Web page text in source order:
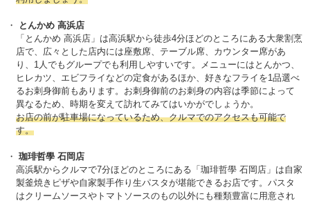
とんかめ 高浜店
「とんかめ 高浜店」は高浜駅から徒歩4分ほどのところにある大衆割烹
店で、広々とした店内には座敷席、テーブル席、カウンター席があ
り、1人でもグループでも利用しやすいです。メニューにはとんかつ、
ヒレカツ、エビフライなどの定食があるほか、好きなフライを1品選べ
るお刺身御前もあります。お刺身御前のお刺身の内容は季節によって
異なるため、時期を変えて訪れてみてはいかがでしょうか。
お店の前が駐車場になっているため、クルマでのアクセスも可能で
す。
珈琲哲學 石岡店
高浜駅からクルマで7分ほどのところにある「珈琲哲學 石岡店」は自家
製釜焼きピザや自家製手作り生パスタが堪能できるお店です。パスタ
はクリームソースやトマトソースのもの以外にも種類豊富に用意され